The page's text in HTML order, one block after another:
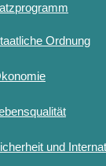
Ordnung
und